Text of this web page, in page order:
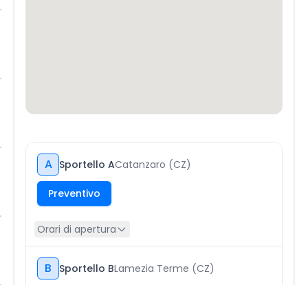
A Sportello ACatanzaro (CZ)
Preventivo
Orari di apertura
B Sportello BLamezia Terme (CZ)